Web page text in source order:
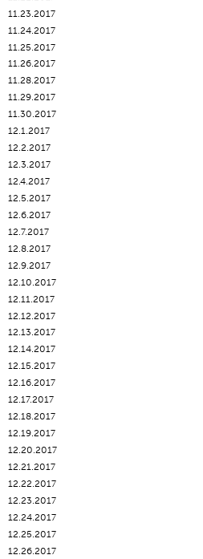
11.23.2017
11.24.2017
11.25.2017
11.26.2017
11.28.2017
11.29.2017
11.30.2017
12.1.2017
12.2.2017
12.3.2017
12.4.2017
12.5.2017
12.6.2017
12.7.2017
12.8.2017
12.9.2017
12.10.2017
12.11.2017
12.12.2017
12.13.2017
12.14.2017
12.15.2017
12.16.2017
12.17.2017
12.18.2017
12.19.2017
12.20.2017
12.21.2017
12.22.2017
12.23.2017
12.24.2017
12.25.2017
12.26.2017